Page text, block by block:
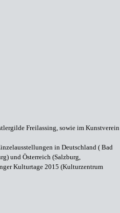
Freilassing, sowie im Kunstverein
in Deutschland ( Bad
und Österreich (Salzburg,
Kulturtage 2015 (Kulturzentrum